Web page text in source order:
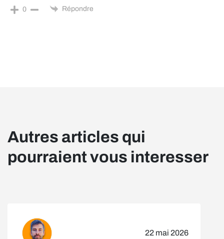
0 Répondre
Autres articles qui
pourraient vous interesser
22 mai 2026